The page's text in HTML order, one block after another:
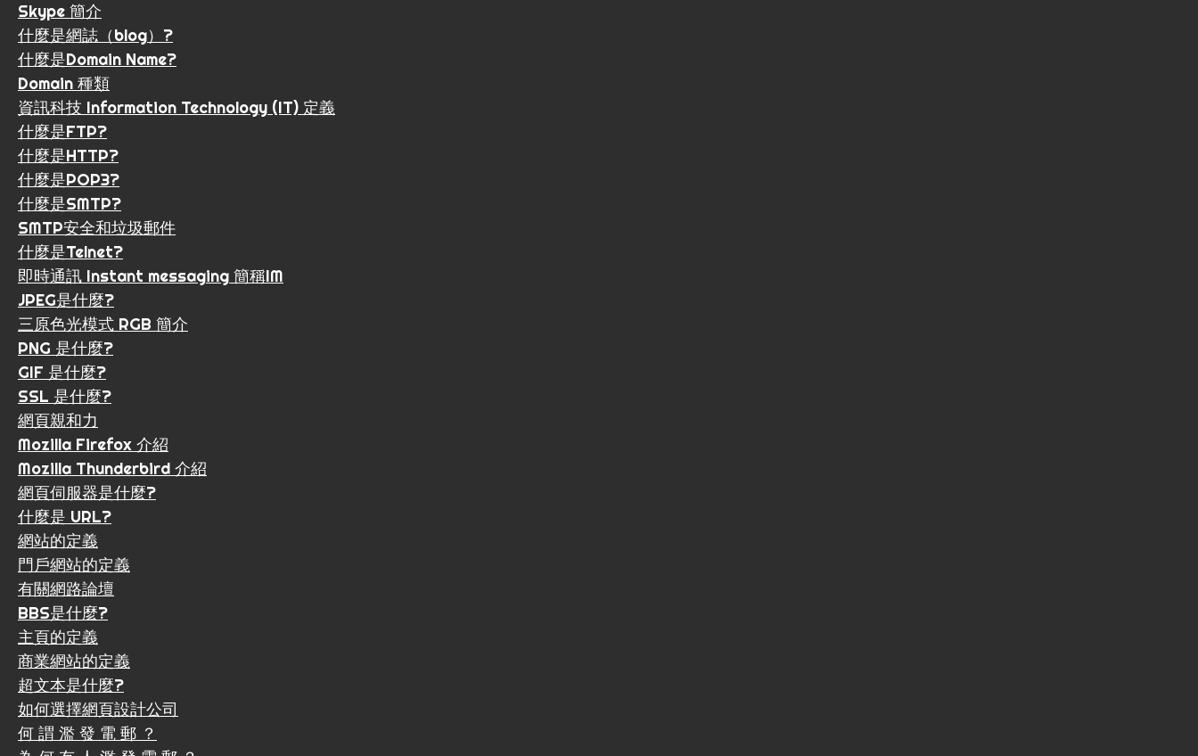
Skype 簡介
什麼是網誌（blog）?
什麼是Domain Name?
Domain 種類
資訊科技 Information Technology (IT) 定義
什麼是FTP?
什麼是HTTP?
什麼是POP3?
什麼是SMTP?
SMTP安全和垃圾郵件
什麼是Telnet?
即時通訊 Instant messaging 簡稱IM
JPEG是什麼?
三原色光模式 RGB 簡介
PNG 是什麼?
GIF 是什麼?
SSL 是什麼?
網頁親和力
Mozilla Firefox 介紹
Mozilla Thunderbird 介紹
網頁伺服器是什麼?
什麼是 URL?
網站的定義
門戶網站的定義
有關網路論壇
BBS是什麼?
主頁的定義
商業網站的定義
超文本是什麼?
如何選擇網頁設計公司
何 謂 濫 發 電 郵 ？